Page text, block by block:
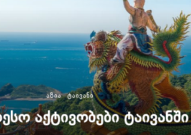
ᲐᲖᲘᲐ ᲢᲐᲘᲕᲐᲜᲘ
ᲢᲐᲘᲕᲐᲜᲨᲘ